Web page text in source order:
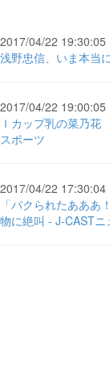
2017/04/22 19:30:05
浅野忠信、いま本当
2017/04/22 19:00:05
Ｉカップ乳の菜乃花
スポーツ
2017/04/22 17:30:04
「パクられたああ
物に絶叫 - J-CASTニ